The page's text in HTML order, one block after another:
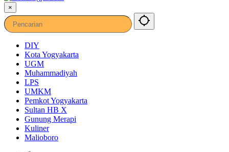
×
DIY
Kota Yogyakarta
UGM
Muhammadiyah
LPS
UMKM
Pemkot Yogyakarta
Sultan HB X
Gunung Merapi
Kuliner
Malioboro